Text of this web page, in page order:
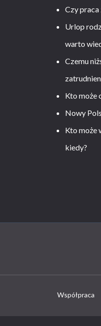
Czy praca
Urlop
warto
Czemu
Kto może
Nowy
Kto może
kiedy?
Współpraca